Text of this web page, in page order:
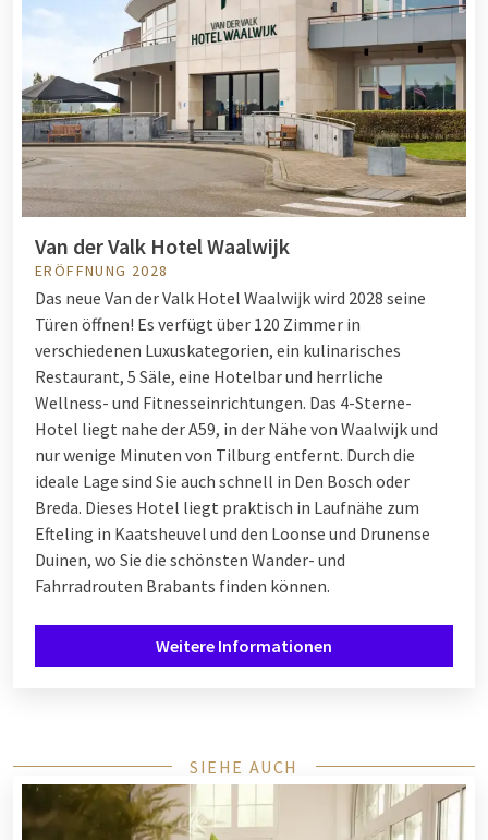
Van der Valk Hotel Waalwijk
ERÖFFNUNG 2028
Das neue Van der Valk Hotel Waalwijk wird 2028 seine
Türen öffnen! Es verfügt über 120 Zimmer in
verschiedenen Luxuskategorien, ein kulinarisches
Restaurant, 5 Säle, eine Hotelbar und herrliche
Wellness- und Fitnesseinrichtungen. Das 4-Sterne-
Hotel liegt nahe der A59, in der Nähe von Waalwijk und
nur wenige Minuten von Tilburg entfernt. Durch die
ideale Lage sind Sie auch schnell in Den Bosch oder
Breda. Dieses Hotel liegt praktisch in Laufnähe zum
Efteling in Kaatsheuvel und den Loonse und Drunense
Duinen, wo Sie die schönsten Wander- und
Fahrradrouten Brabants finden können.
Weitere Informationen
SIEHE AUCH